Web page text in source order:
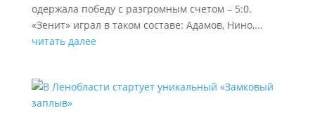
одержала победу с разгромным счетом – 5:0.
«Зенит» играл в таком составе: Адамов, Нино,...
читать далее